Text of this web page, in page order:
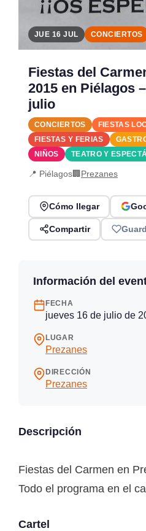
JUE 16 JUL CONCIERTOS
Fiestas del
2015 en Piélagos
julio
CONCIERTOS
FIESTAS
FIESTAS Y FERIAS
NIÑOS
TEATRO Y
📍 Piélagos🏢 Prezanes
Cómo llegar
Compartir
Información del
FECHA
jueves 16 de julio de
LUGAR
Prezanes
DIRECCIÓN
Prezanes
Descripción
Fiestas del Carmen en
Todo el programa en el
Cartel